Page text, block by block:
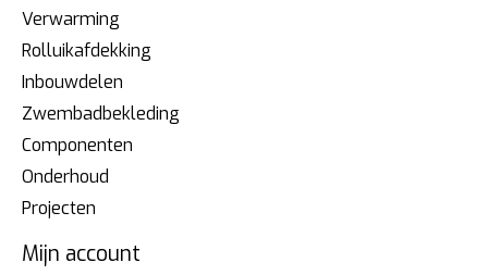
Verwarming
Rolluikafdekking
Inbouwdelen
Zwembadbekleding
Componenten
Onderhoud
Projecten
Mijn account